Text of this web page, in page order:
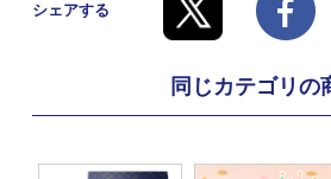
シェアする
同じカテゴリの